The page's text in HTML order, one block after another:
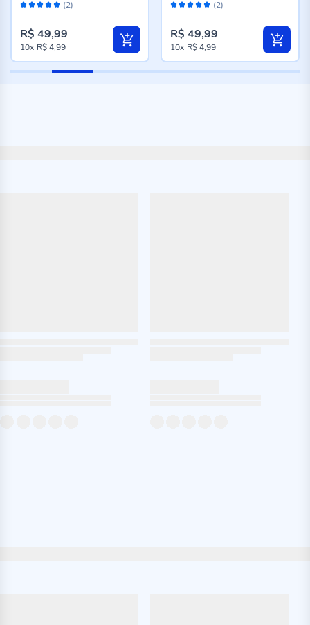
Avaliação: (2)
Azul
R$ 49,99
10x R$ 4,99
Avaliação: (2)
Rosa
R$ 49,99
10x R$ 4,99